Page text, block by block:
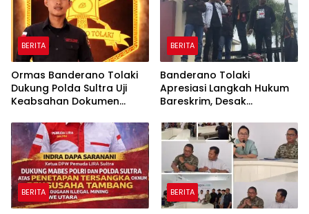
BERITA
Ormas Banderano Tolaki
Dukung Polda Sultra Uji
Keabsahan Dokumen
Transmigrasi Landono
BERITA
Banderano Tolaki
Apresiasi Langkah Hukum
Bareskrim, Desak
Tambang Ilegal di Konawe
Utara
BERITA BERITA